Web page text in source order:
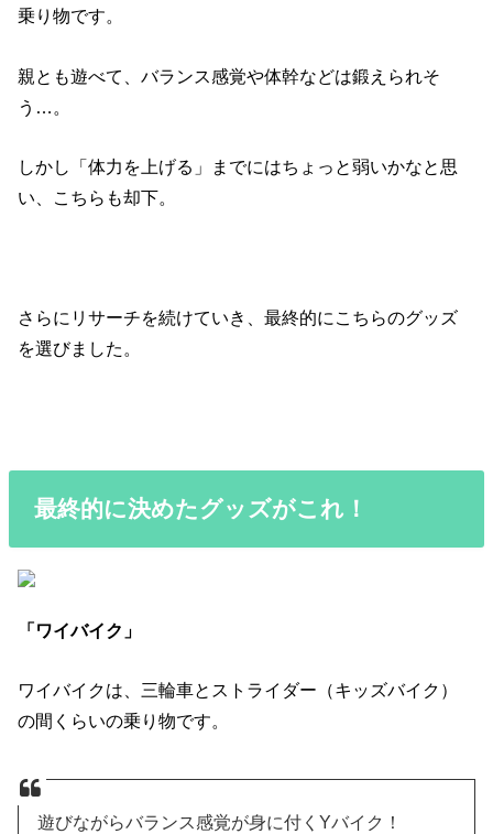
乗り物です。
親とも遊べて、バランス感覚や体幹などは鍛えられそ
う…。
しかし「体力を上げる」までにはちょっと弱いかなと思
い、こちらも却下。
さらにリサーチを続けていき、最終的にこちらのグッズ
を選びました。
最終的に決めたグッズがこれ！
「ワイバイク」
ワイバイクは、三輪車とストライダー（キッズバイク）
の間くらいの乗り物です。
遊びながらバランス感覚が身に付くYバイク！